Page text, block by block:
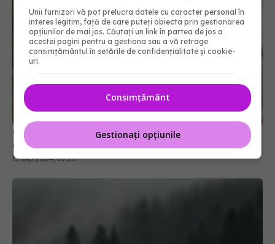
Ochii, indicator al sănătății. Cinci boli care se pot
reflecta prin ochi
15 sep 2024, 10:25
Unii furnizori vă pot prelucra datele cu caracter personal în
interes legitim, față de care puteți obiecta prin gestionarea
opțiunilor de mai jos. Căutați un link în partea de jos a
acestei pagini pentru a gestiona sau a vă retrage
consimțământul în setările de confidențialitate și cookie-
uri.
Consimțământ
Gestionați opțiunile